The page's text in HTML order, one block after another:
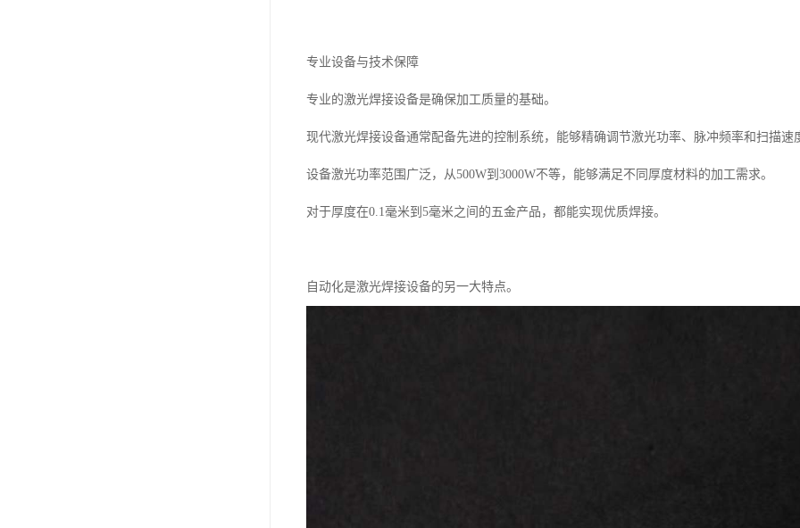
专业设备与技术保障
专业的激光焊接设备是确保加工质量的基础。
现代激光焊接设备通常配备先进的控制系统，能够精确调节激光功率、脉冲频率和扫描速
设备激光功率范围广泛，从500W到3000W不等，能够满足不同厚度材料的加工需求。
对于厚度在0.1毫米到5毫米之间的五金产品，都能实现优质焊接。
自动化是激光焊接设备的另一大特点。